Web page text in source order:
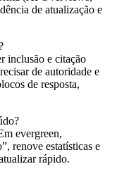
de atualização e
inclusão e citação
de autoridade e
de resposta,
evergreen,
renove estatísticas e
rápido.